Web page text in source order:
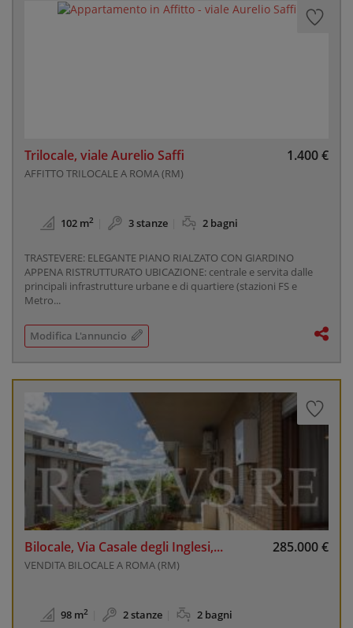
Trilocale, viale Aurelio Saffi 1.400 €
AFFITTO TRILOCALE A ROMA (RM)
102 m2 3 stanze 2 bagni
TRASTEVERE: ELEGANTE PIANO RIALZATO CON GIARDINO
APPENA RISTRUTTURATO UBICAZIONE: centrale e servita dalle
principali infrastrutture urbane e di quartiere (stazioni FS e
Metro...
Modifica L'annuncio
Bilocale, Via Casale degli Inglesi,... 285.000 €
VENDITA BILOCALE A ROMA (RM)
98 m2 2 stanze 2 bagni